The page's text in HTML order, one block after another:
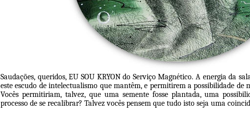
Saudações, queridos, EU SOU KRYON do Serviço Magnético. A energia da
este escudo de intelectualismo que mantêm, e permitirem a possibilidade de
Vocês permitiriam, talvez, que uma semente fosse plantada, uma
processo de se recalibrar? Talvez vocês pensem que tudo isto seja uma